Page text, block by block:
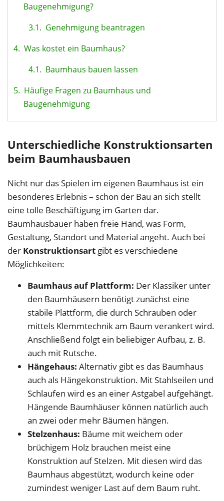
Baugenehmigung?
3.1. Genehmigung beantragen
4. Was kostet ein Baumhaus?
4.1. Baumhaus bauen lassen
5. Häufige Fragen zu Baumhaus und
Baugenehmigung
Unterschiedliche Konstruktionsarten
beim Baumhausbauen
Nicht nur das Spielen im eigenen Baumhaus ist ein
besonderes Erlebnis – schon der Bau an sich stellt
eine tolle Beschäftigung im Garten dar.
Baumhausbauer haben freie Hand, was Form,
Gestaltung, Standort und Material angeht. Auch bei
der Konstruktionsart gibt es verschiedene
Möglichkeiten:
Baumhaus auf Plattform: Der Klassiker unter
den Baumhäusern benötigt zunächst eine
stabile Plattform, die durch Schrauben oder
mittels Klemmtechnik am Baum verankert wird.
Anschließend folgt ein beliebiger Aufbau, z. B.
auch mit Rutsche.
Hängehaus: Alternativ gibt es das Baumhaus
auch als Hängekonstruktion. Mit Stahlseilen und
Schlaufen wird es an einer Astgabel aufgehängt.
Hängende Baumhäuser können natürlich auch
an zwei oder mehr Bäumen hängen.
Stelzenhaus: Bäume mit weichem oder
brüchigem Holz brauchen meist eine
Konstruktion auf Stelzen. Mit diesen wird das
Baumhaus abgestützt, wodurch keine oder
zumindest weniger Last auf dem Baum ruht.